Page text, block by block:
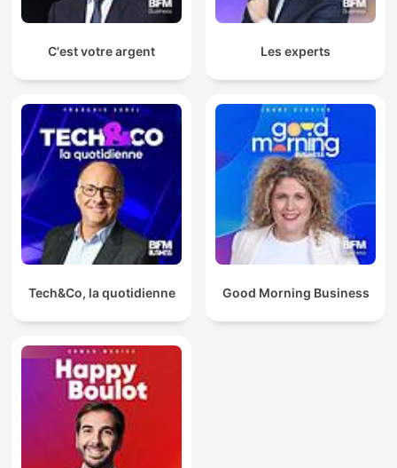
C'est votre argent Les experts
Tech&Co, la quotidienne Good Morning Business